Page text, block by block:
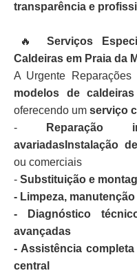
transparência e
🔥
Serviços
Caldeiras em Praia da
A Urgente Reparações
modelos de
oferecendo um serviço
-
Reparação
avariadasInstalação
ou comerciais
- Substituição e
- Limpeza,
- Diagnóstico
avançadas
- Assistência
central